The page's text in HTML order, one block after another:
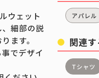
ウェット
細部の説
ます。
でデザイ
アパレル
関連
Tシャツ